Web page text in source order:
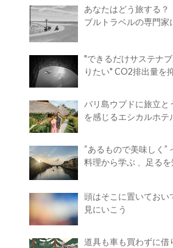
あなたはどう旅する？ ｜ 英国サステナ
ブルトラベルの専門家
"できるだけサステナ
りたい" CO2排出量を
バリ島ウブドに旅立と
を感じるエシカルホテ
“あるもので美味しく”
料理から学ぶ 、足るを
頭はそこに置いておい
見にいこう
道具も車も買わずに借